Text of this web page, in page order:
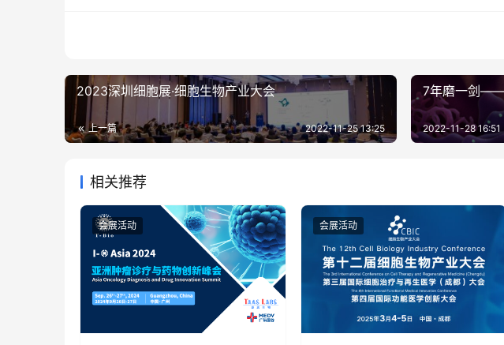
2023深圳细胞展·细胞生物产业大会
上一篇 2022-11-25 13:25
7年磨一剑——
2022-11-28 16:51
相关推荐
会展活动 会展活动